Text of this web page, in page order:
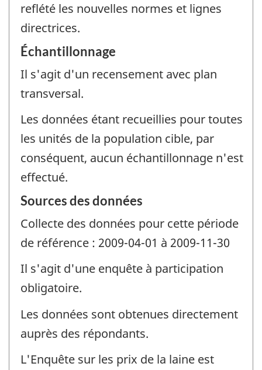
reflété les nouvelles normes et lignes
directrices.
Échantillonnage
Il s'agit d'un recensement avec plan
transversal.
Les données étant recueillies pour toutes
les unités de la population cible, par
conséquent, aucun échantillonnage n'est
effectué.
Sources des données
Collecte des données pour cette période
de référence : 2009-04-01 à 2009-11-30
Il s'agit d'une enquête à participation
obligatoire.
Les données sont obtenues directement
auprès des répondants.
L'Enquête sur les prix de la laine est